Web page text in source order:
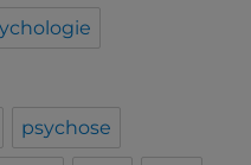
psychose